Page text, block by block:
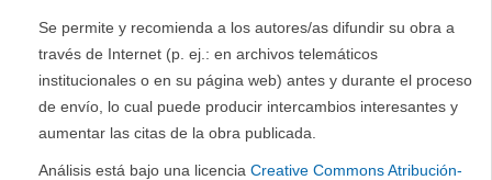
Se permite y recomienda a los autores/as difundir su obra a
través de Internet (p. ej.: en archivos telemáticos
institucionales o en su página web) antes y durante el proceso
de envío, lo cual puede producir intercambios interesantes y
aumentar las citas de la obra publicada.
Análisis está bajo una licencia Creative Commons Atribución-